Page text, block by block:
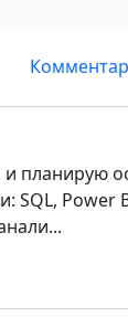
планирую
SQL, Power